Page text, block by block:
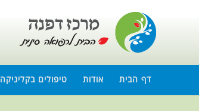
דף הבית אודות טיפולים בקליניקה